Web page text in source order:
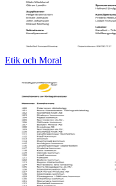
Etik och Moral